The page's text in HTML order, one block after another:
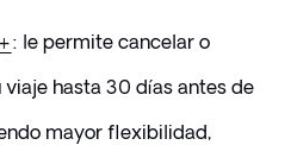
: le permite cancelar o
viaje hasta 30 días antes de
mayor flexibilidad,